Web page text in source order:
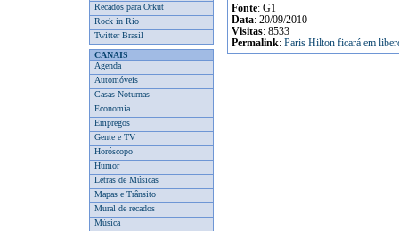
Recados para Orkut
Rock in Rio
Twitter Brasil
CANAIS
Agenda
Automóveis
Casas Noturnas
Economia
Empregos
Gente e TV
Horóscopo
Humor
Letras de Músicas
Mapas e Trânsito
Mural de recados
Música
Fonte: G1
Data: 20/09/2010
Visitas: 8533
Permalink: Paris Hilton ficará em